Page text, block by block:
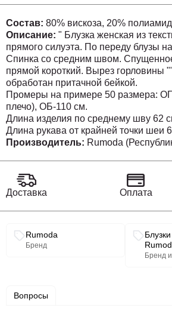
Состав: 80% вискоза, 20% полиамид
Описание: " Блузка женская из
прямого силуэта. По переду блузы
Спинка со средним швом.
прямой короткий. Вырез горловины
обработан притачной бейкой.
Промеры на примере 50 размера:
плечо), ОБ-110 см.
Длина изделия по среднему шву 62
Длина рукава от крайней точки шеи
Производитель: Rumoda
Доставка Оплата
Связанные разделы каталога
Rumoda
Бренд
Бренд
Вопросы